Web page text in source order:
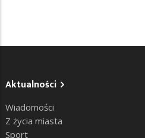
Aktualności
Wiadomości
Z życia miasta
Sport